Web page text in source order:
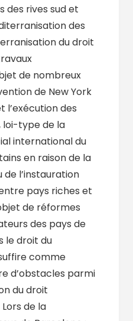
des rives sud et
des
du droit
de nombreux
de New York
l’exécution des
loi-type de la
international du
en raison de la
de l’instauration
pays riches et
de réformes
des pays de
le droit du
comme
d’obstacles parmi
du droit
de la